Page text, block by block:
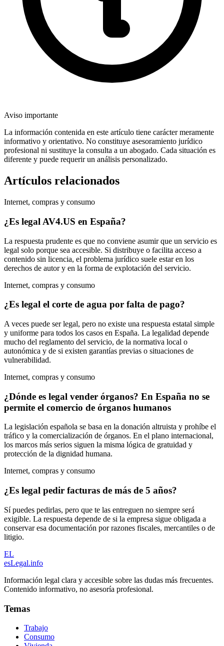
Aviso importante
La información contenida en este artículo tiene carácter meramente
informativo y orientativo. No constituye asesoramiento jurídico
profesional ni sustituye la consulta a un abogado. Cada situación es
diferente y puede requerir un análisis personalizado.
Artículos relacionados
Internet, compras y consumo
¿Es legal AV4.US en España?
La respuesta prudente es que no conviene asumir que un servicio es
legal solo porque sea accesible. Si distribuye o facilita acceso a
contenido sin licencia, el problema jurídico suele estar en los
derechos de autor y en la forma de explotación del servicio.
Internet, compras y consumo
¿Es legal el corte de agua por falta de pago?
A veces puede ser legal, pero no existe una respuesta estatal simple
y uniforme para todos los casos en España. La legalidad depende
mucho del reglamento del servicio, de la normativa local o
autonómica y de si existen garantías previas o situaciones de
vulnerabilidad.
Internet, compras y consumo
¿Dónde es legal vender órganos? En España no se
permite el comercio de órganos humanos
La legislación española se basa en la donación altruista y prohíbe el
tráfico y la comercialización de órganos. En el plano internacional,
los marcos más serios siguen la misma lógica de gratuidad y
protección de la dignidad humana.
Internet, compras y consumo
¿Es legal pedir facturas de más de 5 años?
Sí puedes pedirlas, pero que te las entreguen no siempre será
exigible. La respuesta depende de si la empresa sigue obligada a
conservar esa documentación por razones fiscales, mercantiles o de
litigio.
EL
esLegal.info
Información legal clara y accesible sobre las dudas más frecuentes.
Contenido informativo, no asesoría profesional.
Temas
Trabajo
Consumo